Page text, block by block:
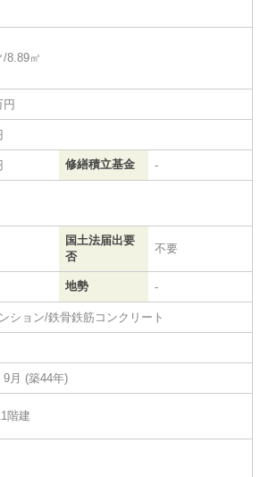
/8.89㎡
円
修繕積立基金 -
国土法届出要
否
不要
地勢 -
ション/鉄骨鉄筋コンクリート
9月 (築44年)
階建